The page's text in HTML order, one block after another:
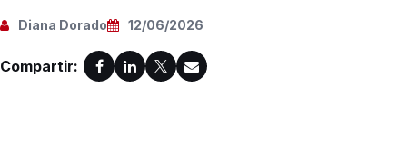
Diana Dorado 12/06/2026
Compartir: